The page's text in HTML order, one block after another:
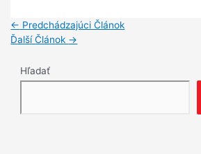
Navigácia
v
← Predchádzajúci Článok
Ďalší Článok →
Hľadať